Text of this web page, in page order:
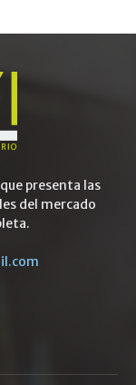
presenta las
del mercado